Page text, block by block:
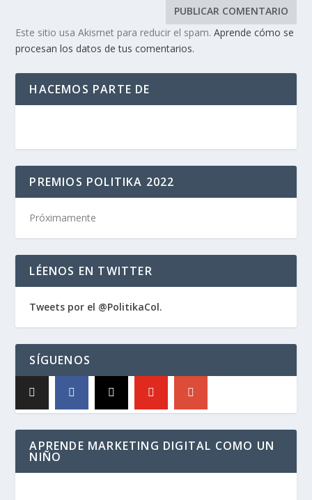
Este sitio usa Akismet para reducir el spam.Aprende cómo se
procesan los datos de tus comentarios.
HACEMOS PARTE DE
PREMIOS POLITIKA 2022
Próximamente
LÉENOS EN TWITTER
Tweets por el @PolitikaCol.
SÍGUENOS
APRENDE MARKETING DIGITAL COMO UN
NIÑO